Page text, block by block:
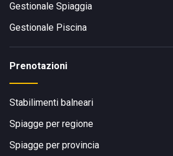
Gestionale Spiaggia
Gestionale Piscina
Prenotazioni
Stabilimenti balneari
Spiagge per regione
Spiagge per provincia